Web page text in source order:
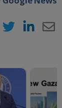
WhatsApp Twitter LinkedIn